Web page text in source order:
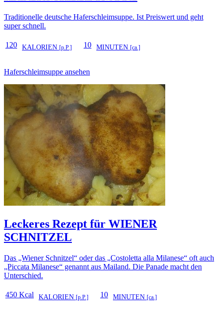
Traditionelle deutsche Haferschleimsuppe. Ist Preiswert und geht
super schnell.
120 KALORIEN [p.P.] 10 MINUTEN [ca.]
Haferschleimsuppe ansehen
Leckeres Rezept für WIENER
SCHNITZEL
Das „Wiener Schnitzel“ oder das „Costoletta alla Milanese“ oft auch
„Piccata Milanese“ genannt aus Mailand. Die Panade macht den
Unterschied.
450 Kcal KALORIEN [p.P.] 10 MINUTEN [ca.]